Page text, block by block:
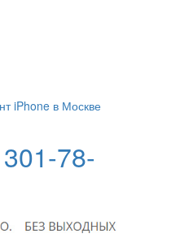
78-